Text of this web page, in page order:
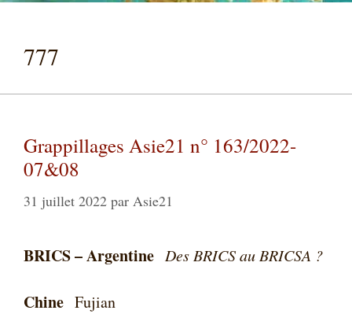
777
Grappillages Asie21 n° 163/2022-
07&08
31 juillet 2022 par Asie21
BRICS – Argentine Des BRICS au BRICSA ?
Chine Fujian